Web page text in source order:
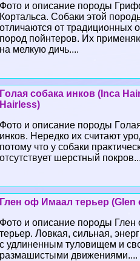
Фото и описание породы
Кортальса. Собаки этой
отличаются от традиционных
пород пойнтеров. Их
на мелкую дичь....
Гoлая собака инков (Inca
Hairless)
Фото и описание породы
инков. Нередко их считают
потому что у собаки
отсутствует шерстный
Глен оф Имаал терьер (Glen
Фото и описание породы
терьер. Ловкая, сильная,
с удлиненным туловищем и
размашистыми движениями....